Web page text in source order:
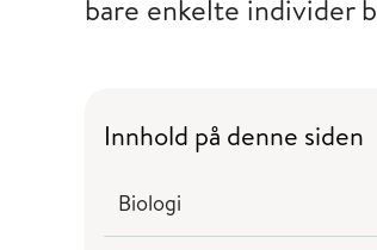
bare enkelte individer
Innhold på denne siden
Biologi